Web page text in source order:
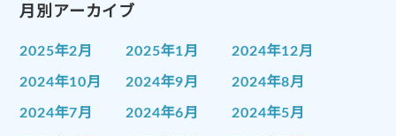
月別アーカイブ
2025年2月 2025年1月 2024年12月
2024年10月 2024年9月 2024年8月
2024年7月 2024年6月 2024年5月